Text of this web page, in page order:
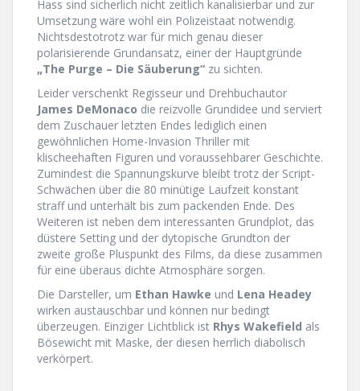
Hass sind sicherlich nicht zeitlich kanalisierbar und zur
Umsetzung wäre wohl ein Polizeistaat notwendig.
Nichtsdestotrotz war für mich genau dieser
polarisierende Grundansatz, einer der Hauptgründe
„The Purge – Die Säuberung“ zu sichten.
Leider verschenkt Regisseur und Drehbuchautor
James DeMonaco die reizvolle Grundidee und serviert
dem Zuschauer letzten Endes lediglich einen
gewöhnlichen Home-Invasion Thriller mit
klischeehaften Figuren und voraussehbarer Geschichte.
Zumindest die Spannungskurve bleibt trotz der Script-
Schwächen über die 80 minütige Laufzeit konstant
straff und unterhält bis zum packenden Ende. Des
Weiteren ist neben dem interessanten Grundplot, das
düstere Setting und der dytopische Grundton der
zweite große Pluspunkt des Films, da diese zusammen
für eine überaus dichte Atmosphäre sorgen.
Die Darsteller, um Ethan Hawke und Lena Headey
wirken austauschbar und können nur bedingt
überzeugen. Einziger Lichtblick ist Rhys Wakefield als
Bösewicht mit Maske, der diesen herrlich diabolisch
verkörpert.